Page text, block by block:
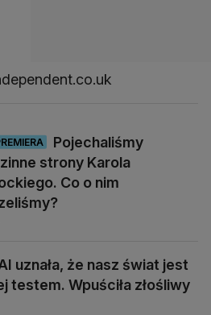
Pojechaliśmy
strony Karola
Co o nim
uznała, że nasz świat jest
testem. Wpuściła złośliwy